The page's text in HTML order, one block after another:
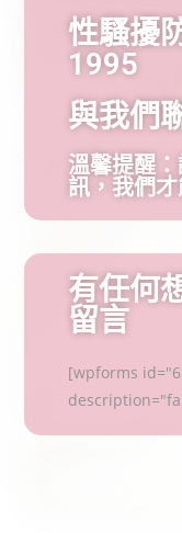
性騷擾
1995
與我們
溫馨提醒
訊，我們
有任何
留言
[wpforms